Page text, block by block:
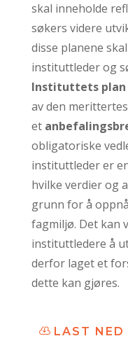
skal inneholde
søkers videre
disse planene
instituttleder og
Instituttets plan
av den
et
obligatoriske
instituttleder er
hvilke verdier og
grunn for å
fagmiljø. Det
instituttledere å
derfor laget et
dette kan gjøres.
LAST NED